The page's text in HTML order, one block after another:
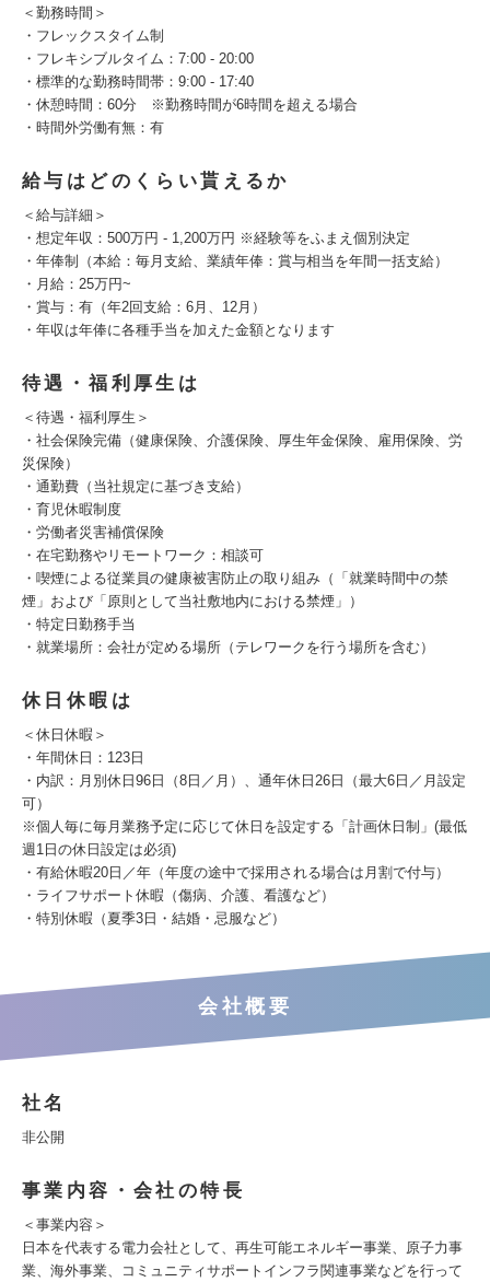
＜勤務時間＞
・フレックスタイム制
・フレキシブルタイム：7:00 - 20:00
・標準的な勤務時間帯：9:00 - 17:40
・休憩時間：60分 ※勤務時間が6時間を超える場合
・時間外労働有無：有
給与はどのくらい貰えるか
＜給与詳細＞
・想定年収：500万円 - 1,200万円 ※経験等をふまえ個別決定
・年俸制（本給：毎月支給、業績年俸：賞与相当を年間一括支給）
・月給：25万円~
・賞与：有（年2回支給：6月、12月）
・年収は年俸に各種手当を加えた金額となります
待遇・福利厚生は
＜待遇・福利厚生＞
・社会保険完備（健康保険、介護保険、厚生年金保険、雇用保険、労
災保険）
・通勤費（当社規定に基づき支給）
・育児休暇制度
・労働者災害補償保険
・在宅勤務やリモートワーク：相談可
・喫煙による従業員の健康被害防止の取り組み（「就業時間中の禁
煙」および「原則として当社敷地内における禁煙」）
・特定日勤務手当
・就業場所：会社が定める場所（テレワークを行う場所を含む）
休日休暇は
＜休日休暇＞
・年間休日：123日
・内訳：月別休日96日（8日／月）、通年休日26日（最大6日／月設定
可）
※個人毎に毎月業務予定に応じて休日を設定する「計画休日制」(最低
週1日の休日設定は必須)
・有給休暇20日／年（年度の途中で採用される場合は月割で付与）
・ライフサポート休暇（傷病、介護、看護など）
・特別休暇（夏季3日・結婚・忌服など）
会社概要
社名
非公開
事業内容・会社の特長
＜事業内容＞
日本を代表する電力会社として、再生可能エネルギー事業、原子力事
業、海外事業、コミュニティサポートインフラ関連事業などを行って